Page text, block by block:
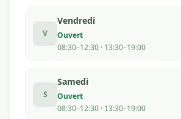
V
Vendredi
Ouvert
08:30–12:30 · 13:30–19:00
S
Samedi
Ouvert
08:30–12:30 · 13:30–19:00